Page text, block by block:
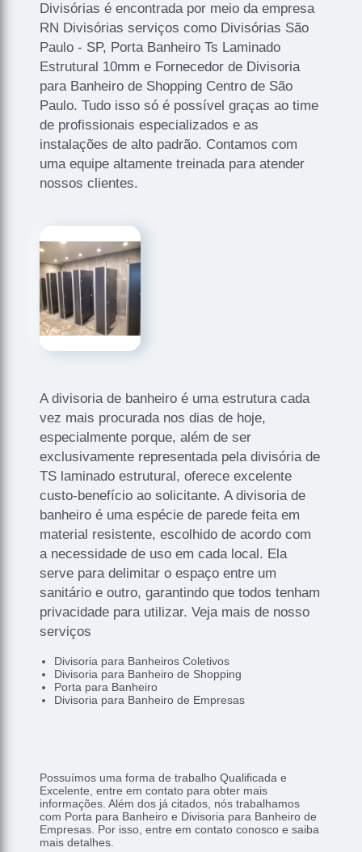
Divisórias é encontrada por meio da empresa
RN Divisórias serviços como Divisórias São
Paulo - SP, Porta Banheiro Ts Laminado
Estrutural 10mm e Fornecedor de Divisoria
para Banheiro de Shopping Centro de São
Paulo. Tudo isso só é possível graças ao time
de profissionais especializados e as
instalações de alto padrão. Contamos com
uma equipe altamente treinada para atender
nossos clientes.
A divisoria de banheiro é uma estrutura cada
vez mais procurada nos dias de hoje,
especialmente porque, além de ser
exclusivamente representada pela divisória de
TS laminado estrutural, oferece excelente
custo-benefício ao solicitante. A divisoria de
banheiro é uma espécie de parede feita em
material resistente, escolhido de acordo com
a necessidade de uso em cada local. Ela
serve para delimitar o espaço entre um
sanitário e outro, garantindo que todos tenham
privacidade para utilizar. Veja mais de nosso
serviços
Divisoria para Banheiros Coletivos
Divisoria para Banheiro de Shopping
Porta para Banheiro
Divisoria para Banheiro de Empresas
Possuímos uma forma de trabalho Qualificada e
Excelente, entre em contato para obter mais
informações. Além dos já citados, nós trabalhamos
com Porta para Banheiro e Divisoria para Banheiro de
Empresas. Por isso, entre em contato conosco e saiba
mais detalhes.